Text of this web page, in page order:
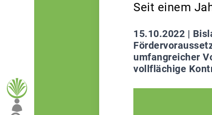
Seit einem
15.10.2022 |
umfangreicher
vollflächige